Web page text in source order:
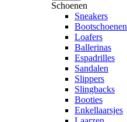
Schoenen
Sneakers
Bootschoenen
Loafers
Ballerinas
Espadrilles
Sandalen
Slippers
Slingbacks
Booties
Enkellaarsjes